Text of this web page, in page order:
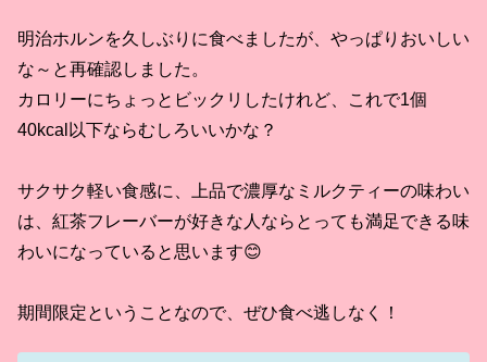
明治ホルンを久しぶりに食べましたが、やっぱりおいしい
な～と再確認しました。
カロリーにちょっとビックリしたけれど、これで1個
40kcal以下ならむしろいいかな？
サクサク軽い食感に、上品で濃厚なミルクティーの味わい
は、紅茶フレーバーが好きな人ならとっても満足できる味
わいになっていると思います😊
期間限定ということなので、ぜひ食べ逃しなく！